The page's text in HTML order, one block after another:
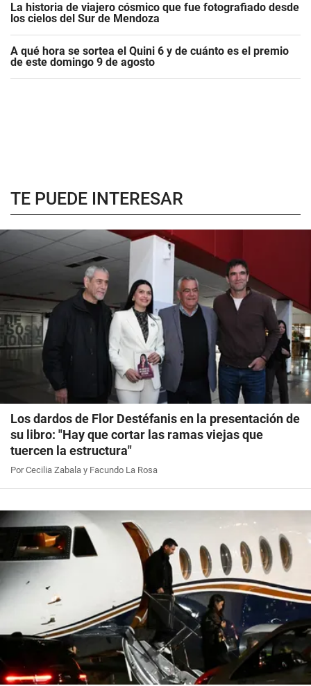
La historia de viajero cósmico que fue fotografiado desde
los cielos del Sur de Mendoza
A qué hora se sortea el Quini 6 y de cuánto es el premio
de este domingo 9 de agosto
TE PUEDE INTERESAR
Los dardos de Flor Destéfanis en la presentación de
su libro: "Hay que cortar las ramas viejas que
tuercen la estructura"
Por Cecilia Zabala y Facundo La Rosa